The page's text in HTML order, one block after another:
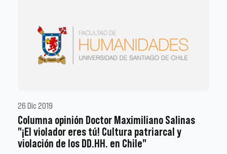
26 Dic 2019
Columna opinión Doctor Maximiliano Salinas
"¡El violador eres tú! Cultura patriarcal y
violación de los DD.HH. en Chile"